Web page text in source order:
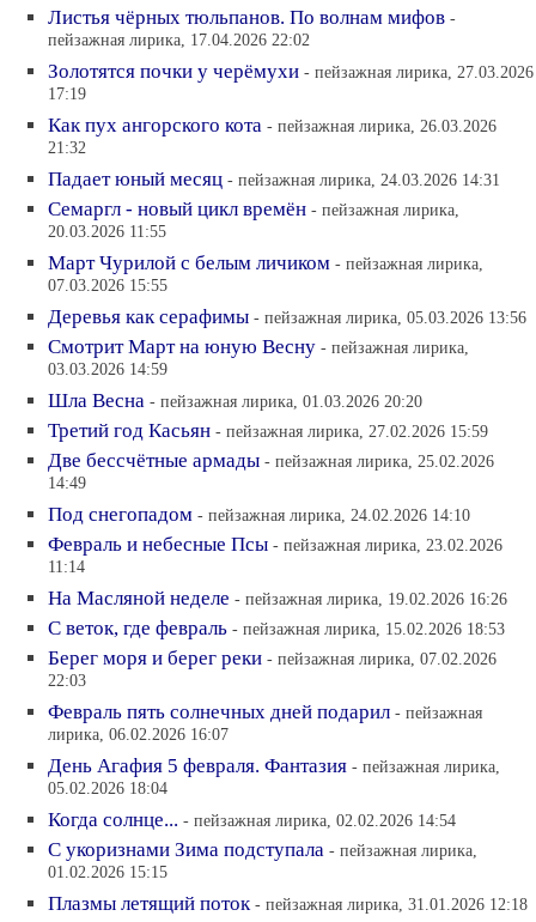
Листья чёрных тюльпанов. По волнам мифов -
пейзажная лирика, 17.04.2026 22:02
Золотятся почки у черёмухи - пейзажная лирика, 27.03.2026
17:19
Как пух ангорского кота - пейзажная лирика, 26.03.2026
21:32
Падает юный месяц - пейзажная лирика, 24.03.2026 14:31
Семаргл - новый цикл времён - пейзажная лирика,
20.03.2026 11:55
Март Чурилой с белым личиком - пейзажная лирика,
07.03.2026 15:55
Деревья как серафимы - пейзажная лирика, 05.03.2026 13:56
Смотрит Март на юную Весну - пейзажная лирика,
03.03.2026 14:59
Шла Весна - пейзажная лирика, 01.03.2026 20:20
Третий год Касьян - пейзажная лирика, 27.02.2026 15:59
Две бессчётные армады - пейзажная лирика, 25.02.2026
14:49
Под снегопадом - пейзажная лирика, 24.02.2026 14:10
Февраль и небесные Псы - пейзажная лирика, 23.02.2026
11:14
На Масляной неделе - пейзажная лирика, 19.02.2026 16:26
С веток, где февраль - пейзажная лирика, 15.02.2026 18:53
Берег моря и берег реки - пейзажная лирика, 07.02.2026
22:03
Февраль пять солнечных дней подарил - пейзажная
лирика, 06.02.2026 16:07
День Агафия 5 февраля. Фантазия - пейзажная лирика,
05.02.2026 18:04
Когда солнце... - пейзажная лирика, 02.02.2026 14:54
С укоризнами Зима подступала - пейзажная лирика,
01.02.2026 15:15
Плазмы летящий поток - пейзажная лирика, 31.01.2026 12:18